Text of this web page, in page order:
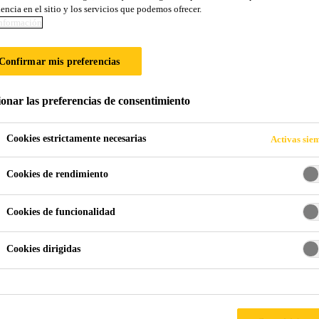
en el sitio y los servicios que podemos ofrecer.
mis preferencias
las preferencias de consentimiento
Cookies estrictamente necesarias Activas
Cookies de rendimiento
Cookies de funcionalidad
Cookies dirigidas